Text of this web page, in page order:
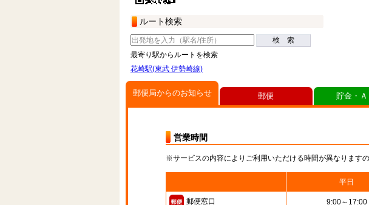
ルート検索
検 索
最寄り駅からルートを検索
花崎駅(東武 伊勢崎線)
郵便局からのお知らせ
営業時間
※サービスの内容によりご利用いただける時間が異なります
平日
郵便窓口 9:00～17:00
郵便 貯金・Ａ